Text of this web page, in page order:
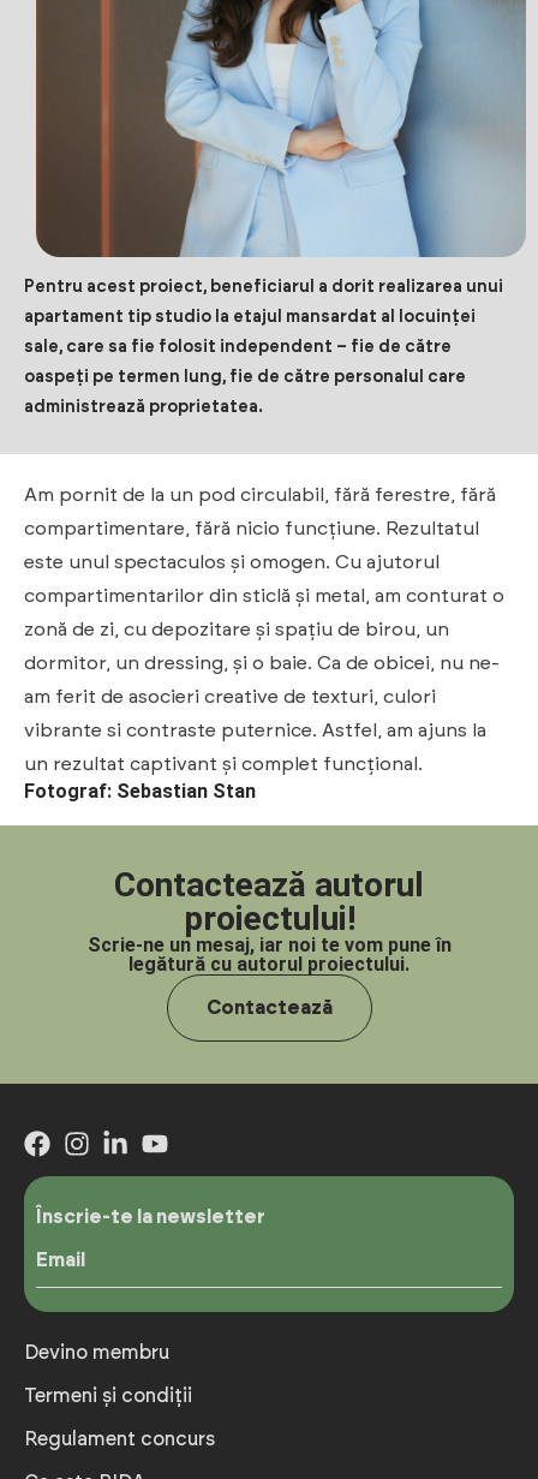
Pentru acest proiect, beneficiarul a dorit realizarea unui
apartament tip studio la etajul mansardat al locuinței
sale, care sa fie folosit independent – fie de către
oaspeți pe termen lung, fie de către personalul care
administrează proprietatea.
Am pornit de la un pod circulabil, fără ferestre, fără
compartimentare, fără nicio funcțiune. Rezultatul
este unul spectaculos și omogen. Cu ajutorul
compartimentarilor din sticlă și metal, am conturat o
zonă de zi, cu depozitare și spațiu de birou, un
dormitor, un dressing, și o baie. Ca de obicei, nu ne-
am ferit de asocieri creative de texturi, culori
vibrante si contraste puternice. Astfel, am ajuns la
un rezultat captivant și complet funcțional.
Fotograf: Sebastian Stan
Contactează autorul
proiectului!
Scrie-ne un mesaj, iar noi te vom pune în
legătură cu autorul proiectului.
Contactează
Înscrie-te la newsletter
Email
Devino membru
Termeni și condiții
Regulament concurs